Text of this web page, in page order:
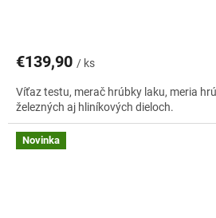
€139,90 / ks
Víťaz testu, merač hrúbky laku, meria
železných aj hliníkových dieloch.
Novinka